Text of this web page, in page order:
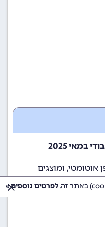
שערי הריאל קמבודי במאי 2025
ומוצגים
לפרטים נוספים »